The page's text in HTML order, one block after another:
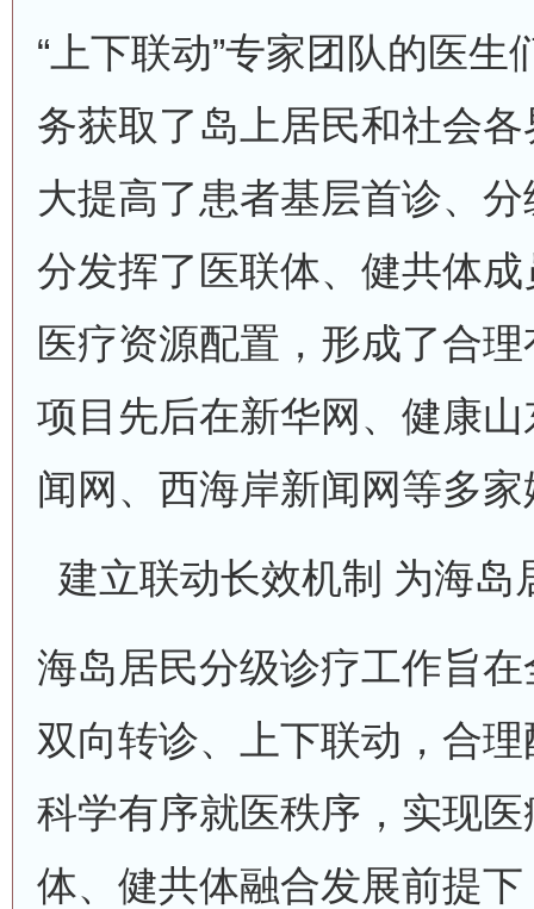
“上下联动”专家团队的医
务获取了岛上居民和社会
大提高了患者基层首诊、
分发挥了医联体、健共体
医疗资源配置，形成了合
项目先后在新华网、健康
闻网、西海岸新闻网等多
建立联动长效机制 为海岛
海岛居民分级诊疗工作旨
双向转诊、上下联动，合
科学有序就医秩序，实现
体、健共体融合发展前提